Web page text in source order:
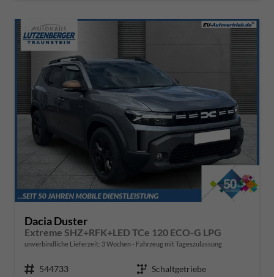
Dacia Duster
Extreme SHZ+RFK+LED TCe 120 ECO-G LPG
unverbindliche Lieferzeit: 3 Wochen Fahrzeug mit Tageszulassung
Fahrzeugnr. 544733 Getriebe Schaltgetriebe